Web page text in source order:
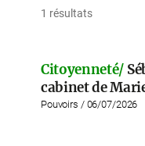
1 résultats
Citoyenneté/
cabinet de
Pouvoirs / 06/07/2026